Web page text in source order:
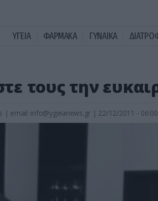
ΥΓΕΙΑ ΦΑΡΜΑΚΑ ΓΥΝΑΙΚΑ
τους την
| email: info@ygeianews.gr | 22/12/2011 - 06:00